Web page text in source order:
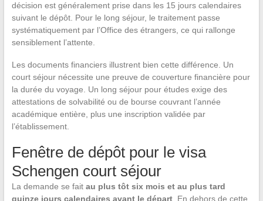
décision est généralement prise dans les 15 jours calendaires
suivant le dépôt. Pour le long séjour, le traitement passe
systématiquement par l’Office des étrangers, ce qui rallonge
sensiblement l’attente.
Les documents financiers illustrent bien cette différence. Un
court séjour nécessite une preuve de couverture financière pour
la durée du voyage. Un long séjour pour études exige des
attestations de solvabilité ou de bourse couvrant l’année
académique entière, plus une inscription validée par
l’établissement.
Fenêtre de dépôt pour le visa
Schengen court séjour
La demande se fait au plus tôt six mois et au plus tard
quinze jours calendaires avant le départ. En dehors de cette